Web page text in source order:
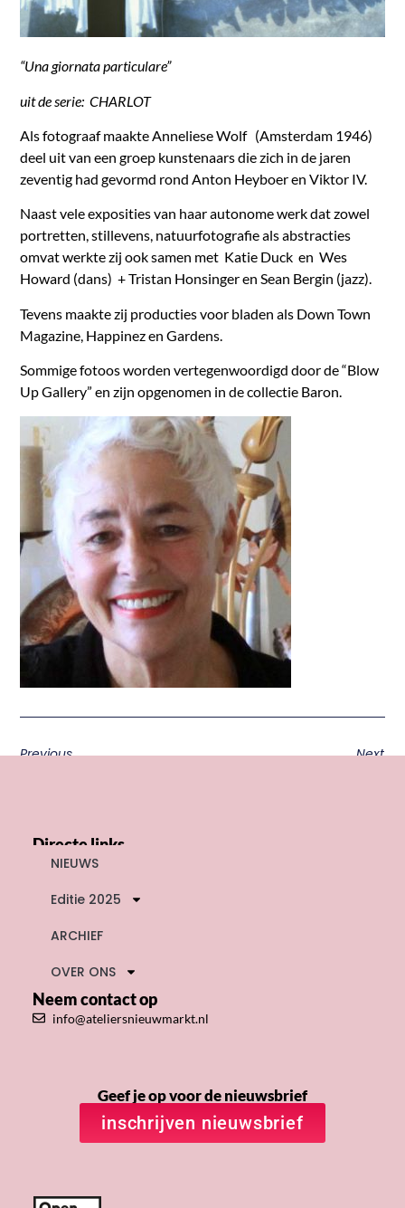
“Una giornata particulare”
uit de serie: CHARLOT
Als fotograaf maakte Anneliese Wolf (Amsterdam 1946)
deel uit van een groep kunstenaars die zich in de jaren
zeventig had gevormd rond Anton Heyboer en Viktor IV.
Naast vele exposities van haar autonome werk dat zowel
portretten, stillevens, natuurfotografie als abstracties
omvat werkte zij ook samen met Katie Duck en Wes
Howard (dans) + Tristan Honsinger en Sean Bergin (jazz).
Tevens maakte zij producties voor bladen als Down Town
Magazine, Happinez en Gardens.
Sommige fotoos worden vertegenwoordigd door de “Blow
Up Gallery” en zijn opgenomen in de collectie Baron.
Previous Next
Directe links
NIEUWS
Editie 2025
ARCHIEF
OVER ONS
Neem contact op
info@ateliersnieuwmarkt.nl
Geef je op voor de nieuwsbrief
inschrijven nieuwsbrief